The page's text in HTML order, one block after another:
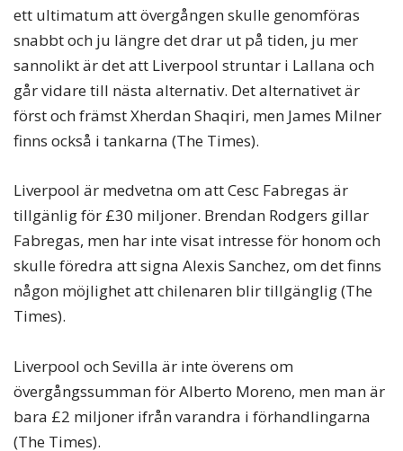
ett ultimatum att övergången skulle genomföras
snabbt och ju längre det drar ut på tiden, ju mer
sannolikt är det att Liverpool struntar i Lallana och
går vidare till nästa alternativ. Det alternativet är
först och främst Xherdan Shaqiri, men James Milner
finns också i tankarna (The Times).
Liverpool är medvetna om att Cesc Fabregas är
tillgänlig för £30 miljoner. Brendan Rodgers gillar
Fabregas, men har inte visat intresse för honom och
skulle föredra att signa Alexis Sanchez, om det finns
någon möjlighet att chilenaren blir tillgänglig (The
Times).
Liverpool och Sevilla är inte överens om
övergångssumman för Alberto Moreno, men man är
bara £2 miljoner ifrån varandra i förhandlingarna
(The Times).